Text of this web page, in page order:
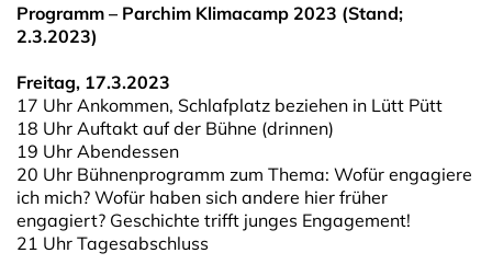
Programm – Parchim Klimacamp 2023 (Stand;
2.3.2023)
Freitag, 17.3.2023
17 Uhr Ankommen, Schlafplatz beziehen in Lütt Pütt
18 Uhr Auftakt auf der Bühne (drinnen)
19 Uhr Abendessen
20 Uhr Bühnenprogramm zum Thema: Wofür engagiere
ich mich? Wofür haben sich andere hier früher
engagiert? Geschichte trifft junges Engagement!
21 Uhr Tagesabschluss